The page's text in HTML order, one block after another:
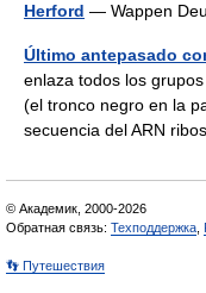
Herford — Wappen
Último antepasado
enlaza todos los
(el tronco negro en la
secuencia del ARN
© Академик, 2000-2026
Обратная связь: Техподдержка
👣 Путешествия